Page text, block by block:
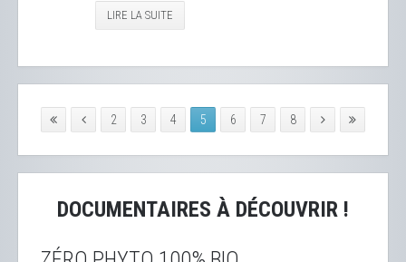
LIRE LA SUITE
2 3 4 5 6 7 8
DOCUMENTAIRES À DÉCOUVRIR !